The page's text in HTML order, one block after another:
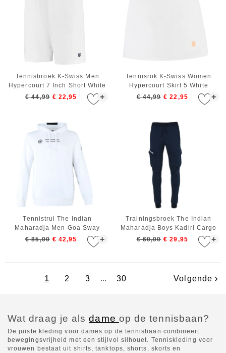
+
Tennisbroek K-Swiss Men
Hypercourt 7 Inch Short White
€ 44,99 € 22,95 +
Tennisrok K-Swiss Women
Hypercourt Skirt 5 White
€ 44,99 € 22,95
+
Tennistrui The Indian
Maharadja Men Goa Sway
Hoodie White
€ 85,00 € 42,95 +
Trainingsbroek The Indian
Maharadja Boys Kadiri Cargo
Navy
€ 60,00 € 29,95
1 2 3 ... 30 Volgende
Wat draag je alsdame op de tennisbaan?
De juiste kleding voor dames op de tennisbaan combineert
bewegingsvrijheid met een stijlvol silhouet. Tenniskleding voor
vrouwen bestaat uit shirts, tanktops, shorts, skorts en